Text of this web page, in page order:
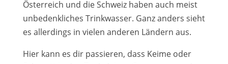
Österreich und die Schweiz haben auch meist
unbedenkliches Trinkwasser. Ganz anders sieht
es allerdings in vielen anderen Ländern aus.
Hier kann es dir passieren, dass Keime oder